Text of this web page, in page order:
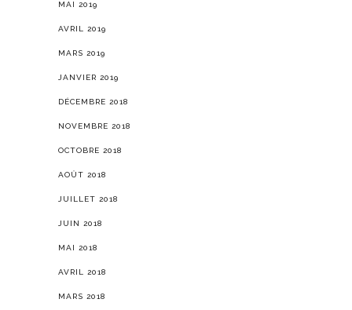
MAI 2019
AVRIL 2019
MARS 2019
JANVIER 2019
DÉCEMBRE 2018
NOVEMBRE 2018
OCTOBRE 2018
AOÛT 2018
JUILLET 2018
JUIN 2018
MAI 2018
AVRIL 2018
MARS 2018